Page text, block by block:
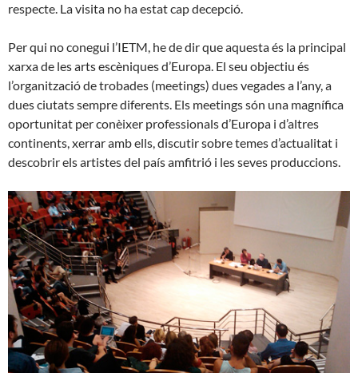
respecte. La visita no ha estat cap decepció.
Per qui no conegui l’IETM, he de dir que aquesta és la principal
xarxa de les arts escèniques d’Europa. El seu objectiu és
l’organització de trobades (meetings) dues vegades a l’any, a
dues ciutats sempre diferents. Els meetings són una magnífica
oportunitat per conèixer professionals d’Europa i d’altres
continents, xerrar amb ells, discutir sobre temes d’actualitat i
descobrir els artistes del país amfitrió i les seves produccions.